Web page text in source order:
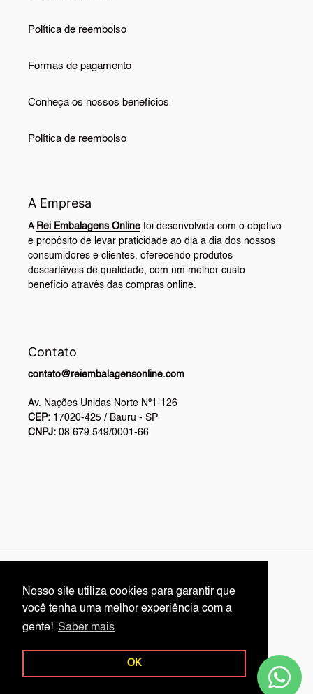
Nosso site utiliza cookies para garantir que
você tenha uma melhor experiência com a
gente! Saber mais
OK
Nosso site utiliza cookies para garantir que
você tenha uma melhor experiência com a
gente! Saber mais
OK
Política de reembolso
Formas de pagamento
Conheça os nossos benefícios
Política de reembolso
A Empresa
A Rei Embalagens Online foi desenvolvida com o objetivo
e propósito de levar praticidade ao dia a dia dos nossos
consumidores e clientes, oferecendo produtos
descartáveis de qualidade, com um melhor custo
benefício através das compras online.
Contato
contato@reiembalagensonline.com
Av. Nações Unidas Norte Nº1-126
CEP: 17020-425 / Bauru - SP
CNPJ: 08.679.549/0001-66
A
N
U
A
English
Facebook
Rei Embalagens Online